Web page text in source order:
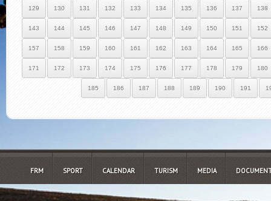
129 130 131 132 133 134 135 136 137 138
143 144 145 146 147 148 149 150 151 152
157 158 159 160 161 162 163 164 165 166
171 172 173 174 175 176 177 178 179 180
185 186 187 188 189 190 191
FRM SPORT CALENDAR TURISM MEDIA